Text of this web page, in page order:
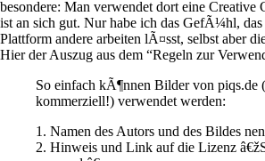
besondere: Man verwendet dort eine Creative
ist an sich gut. Nur habe ich das GefÃ¼hl,
Plattform andere arbeiten lÃ¤sst, selbst aber
Hier der Auszug aus dem “Regeln zur
So einfach kÃ¶nnen Bilder von piqs.de
kommerziell!) verwendet werden:
1. Namen des Autors und des Bildes
2. Hinweis und Link auf die Lizenz